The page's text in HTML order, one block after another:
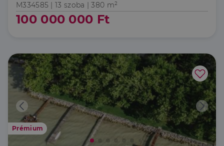
M334585 |13 szoba | 380 m²
100 000 000 Ft
Prémium